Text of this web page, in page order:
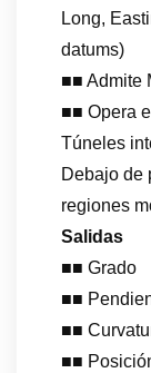
Long,
datums)
■■ Admite
■■ Opera
Túneles
Debajo de
regiones
Salidas
■■ Grado
■■
■■
■■